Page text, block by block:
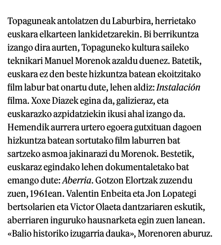
Topaguneak antolatzen du Laburbira, herrietako
euskara elkarteen lankidetzarekin. Bi berrikuntza
izango dira aurten, Topaguneko kultura saileko
teknikari Manuel Morenok azaldu duenez. Batetik,
euskara ez den beste hizkuntza batean ekoitzitako
film labur bat onartu dute, lehen aldiz: Instalación
filma. Xoxe Diazek egina da, galizieraz, eta
euskarazko azpidatziekin ikusi ahal izango da.
Hemendik aurrera urtero egoera gutxituan dagoen
hizkuntza batean sortutako film laburren bat
sartzeko asmoa jakinarazi du Morenok. Bestetik,
euskaraz egindako lehen dokumentaletako bat
emango dute:Aberria. Gotzon Elortzak zuzendu
zuen, 1961ean. Valentin Enbeita eta Jon Lopategi
bertsolarien eta Victor Olaeta dantzariaren eskutik,
aberriaren inguruko hausnarketa egin zuen lanean.
«Balio historiko izugarria dauka», Morenoren aburuz.